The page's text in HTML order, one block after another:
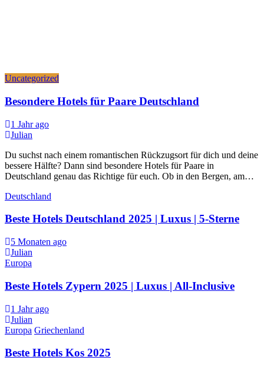
Uncategorized
Besondere Hotels für Paare Deutschland
1 Jahr ago
Julian
Du suchst nach einem romantischen Rückzugsort für dich und deine
bessere Hälfte? Dann sind besondere Hotels für Paare in
Deutschland genau das Richtige für euch. Ob in den Bergen, am…
Deutschland
Beste Hotels Deutschland 2025 | Luxus | 5-Sterne
5 Monaten ago
Julian
Europa
Beste Hotels Zypern 2025 | Luxus | All-Inclusive
1 Jahr ago
Julian
Europa Griechenland
Beste Hotels Kos 2025